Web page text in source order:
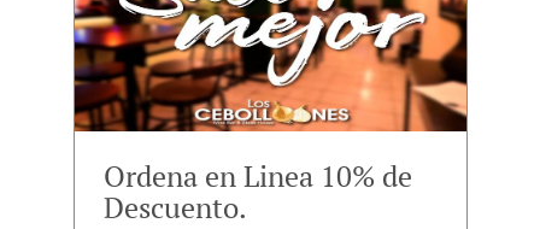
Ordena en Linea 10% de
Descuento.